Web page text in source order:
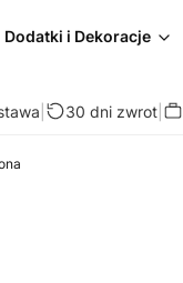
Dodatki i Dekoracje
30 dni zwrot|